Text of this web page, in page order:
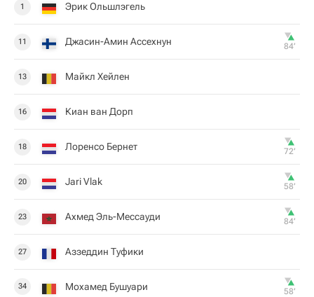
1 Эрик Ольшлэгель
11 Джасин-Амин Ассехнун 84‎’‎
13 Майкл Хейлен
16 Киан ван Дорп
18 Лоренсо Бернет 72‎’‎
20 Jari Vlak 58‎’‎
23 Ахмед Эль-Мессауди 84‎’‎
27 Аззеддин Туфики
34 Мохамед Бушуари 58‎’‎